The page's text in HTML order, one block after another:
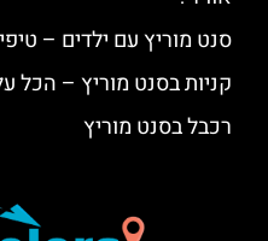
סנט מוריץ עם ילדים –
קניות בסנט מוריץ – הכל
רכבל בסנט מוריץ